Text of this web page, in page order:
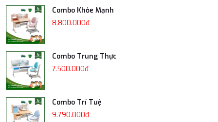
Combo Khỏe Mạnh
8.800.000đ
Combo Trung Thực
7.500.000đ
Combo Trí Tuệ
9.790.000đ